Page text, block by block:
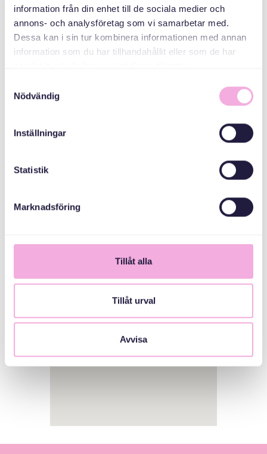
information från din enhet till de sociala medier och
annons- och analysföretag som vi samarbetar med.
Dessa kan i sin tur kombinera informationen med annan
information som du har tillhandahållit eller som de har
Nödvändig
Inställningar
Statistik
Marknadsföring
Tillåt alla
Tillåt urval
Avvisa
ተሓባበርቲ ኣዳለውቲ
1